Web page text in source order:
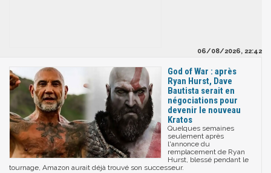
06/08/2026, 22:42
God of War : après
Ryan Hurst, Dave
Bautista serait en
négociations pour
devenir le nouveau
Kratos
Quelques semaines
seulement après
l'annonce du
remplacement de Ryan
Hurst, blessé pendant le
tournage, Amazon aurait déjà trouvé son successeur.